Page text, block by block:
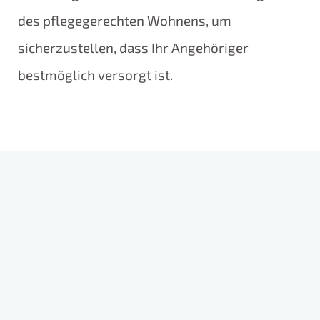
des pflegegerechten Wohnens, um
sicherzustellen, dass Ihr Angehöriger
bestmöglich versorgt ist.